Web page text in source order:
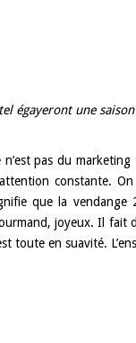
égayeront une
pas du
constante.
que la vendange
joyeux. Il
toute en suavité.